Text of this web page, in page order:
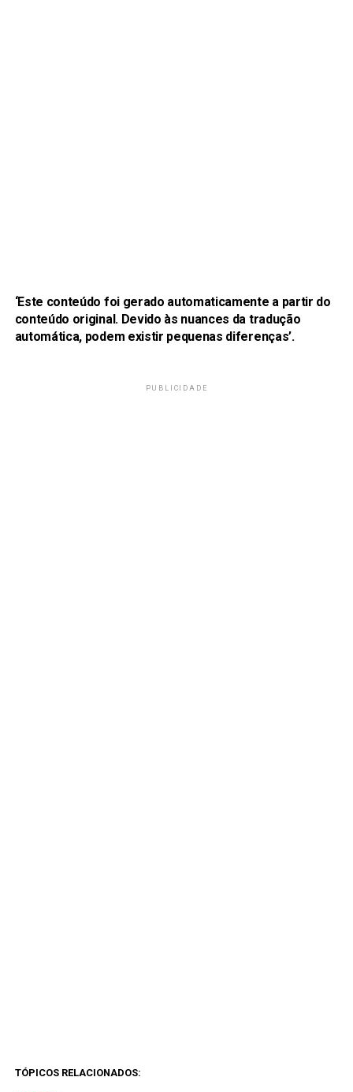
‘Este conteúdo foi gerado automaticamente a partir do
conteúdo original. Devido às nuances da tradução
automática, podem existir pequenas diferenças’.
PUBLICIDADE
TÓPICOS RELACIONADOS: